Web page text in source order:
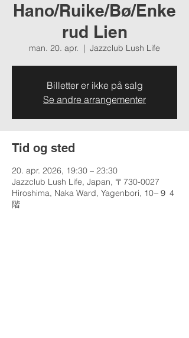
Hano/Ruike/Bø/Enke
rud Lien
man. 20. apr.
  |
Jazzclub Lush Life
Billetter er ikke på salg
Se andre arrangementer
Tid og sted
20. apr. 2026, 19:30 – 23:30
Jazzclub Lush Life, Japan, 〒730-0027
Hiroshima, Naka Ward, Yagenbori, 10−９ 4
階